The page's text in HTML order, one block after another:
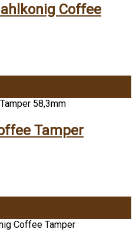
Coffee
Tamper